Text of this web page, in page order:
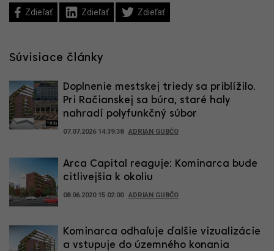
Zdieľať Zdieľať Zdieľať
Súvisiace články
Doplnenie mestskej triedy sa priblížilo.
Pri Račianskej sa búra, staré haly
nahradí polyfunkčný súbor
07.07.2026 14:39:38 ADRIAN GUBČO
Arca Capital reaguje: Kominarca bude
citlivejšia k okoliu
08.06.2020 15:02:00 ADRIAN GUBČO
Kominarca odhaľuje ďalšie vizualizácie
a vstupuje do územného konania